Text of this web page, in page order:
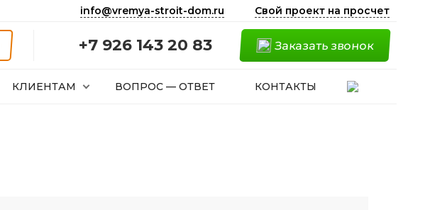
info@vremya-stroit-dom.ru Свой проект на просчет
+7 926 143 20 83 Заказать звонок
КЛИЕНТАМ ВОПРОС — ОТВЕТ КОНТАКТЫ